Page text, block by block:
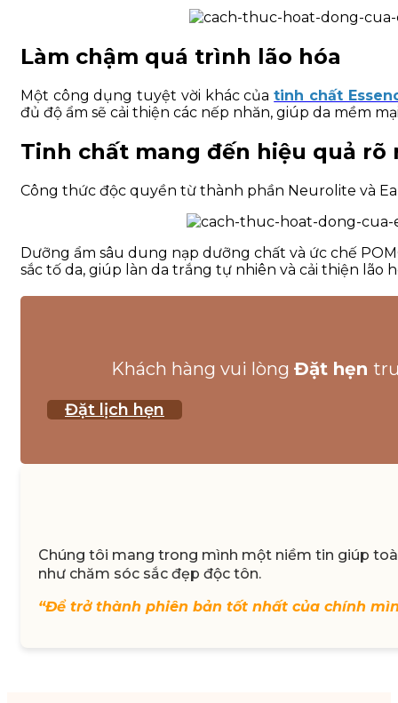
Làm chậm quá trình lão hóa
Một công dụng tuyệt vời khác củatinh chất
đủ độ ẩm sẽ cải thiện các nếp nhăn, giúp da mềm
Tinh chất mang đến hiệu quả rõ
Công thức độc quyền từ thành phần Neurolite và
Dưỡng ẩm sâu dung nạp dưỡng chất và ức chế
sắc tố da, giúp làn da trắng tự nhiên và cải thiện lão
Khách hàng vui lòng Đặt hẹn
Đặt lịch hẹn
Chúng tôi mang trong mình một niềm tin giúp
như chăm sóc sắc đẹp độc tôn.
“Để trở thành phiên bản tốt nhất của chính